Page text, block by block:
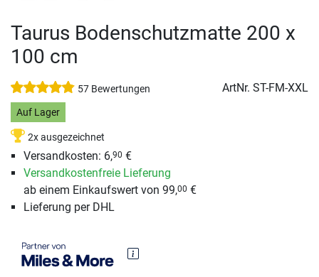
Taurus Bodenschutzmatte 200 x
100 cm
57 Bewertungen ArtNr. ST-FM-XXL
Auf Lager
2x ausgezeichnet
Versandkosten: 6,90 €
Versandkostenfreie Lieferung
ab einem Einkaufswert von 99,00 €
Lieferung per DHL